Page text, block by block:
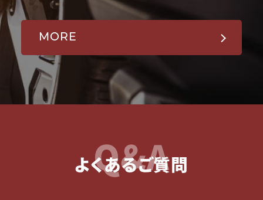
MORE
Q&A
よくあるご質問